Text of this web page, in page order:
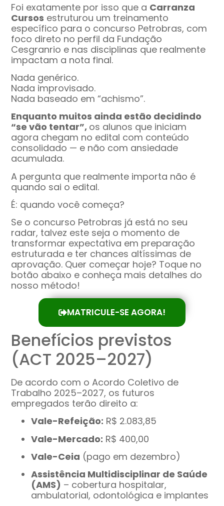
Foi exatamente por isso que a Carranza
Cursos estruturou um treinamento
específico para o concurso Petrobras, com
foco direto no perfil da Fundação
Cesgranrio e nas disciplinas que realmente
impactam a nota final.
Nada genérico.
Nada improvisado.
Nada baseado em “achismo”.
Enquanto muitos ainda estão decidindo
“se vão tentar”, os alunos que iniciam
agora chegam no edital com conteúdo
consolidado — e não com ansiedade
acumulada.
A pergunta que realmente importa não é
quando sai o edital.
É: quando você começa?
Se o concurso Petrobras já está no seu
radar, talvez este seja o momento de
transformar expectativa em preparação
estruturada e ter chances altíssimas de
aprovação. Quer começar hoje? Toque no
botão abaixo e conheça mais detalhes do
nosso método!
MATRICULE-SE AGORA!
Benefícios previstos
(ACT 2025–2027)
De acordo com o Acordo Coletivo de
Trabalho 2025–2027, os futuros
empregados terão direito a:
Vale-Refeição: R$ 2.083,85
Vale-Mercado: R$ 400,00
Vale-Ceia (pago em dezembro)
Assistência Multidisciplinar de Saúde
(AMS) – cobertura hospitalar,
ambulatorial, odontológica e implantes